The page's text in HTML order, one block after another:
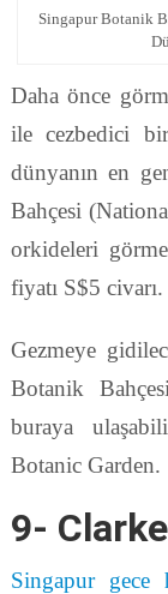
Singapur Botanik
Daha önce
ile cezbedici
dünyanın en
Bahçesi
orkideleri
fiyatı S$5 civarı.
Gezmeye
Botanik
buraya
Botanic Garden.
9-
Singapur gece